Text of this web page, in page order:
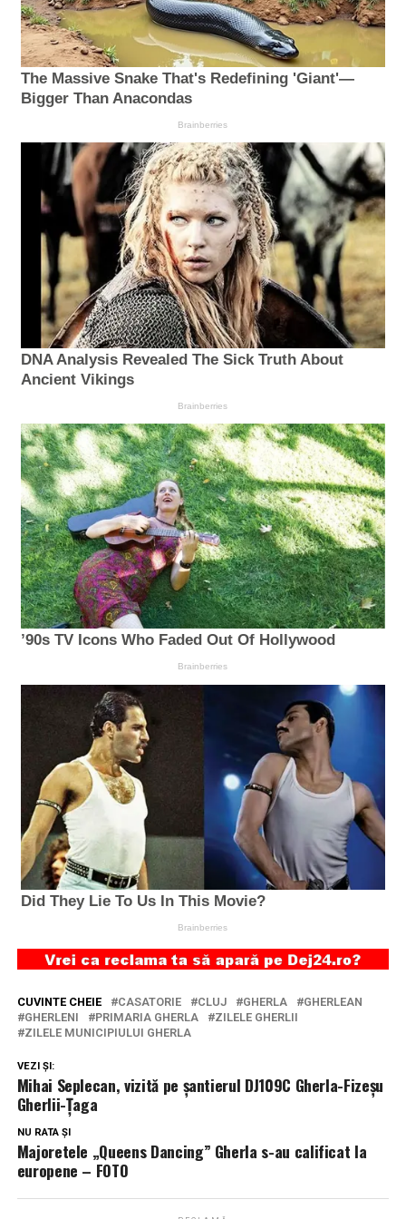
CUVINTE CHEIE CASATORIE CLUJ GHERLA
GHERLEAN
GHERLENI
PRIMARIA GHERLA
ZILELE GHERLII
ZILELE MUNICIPIULUI GHERLA
VEZI ȘI:
Mihai Seplecan, vizită pe şantierul DJ109C Gherla-Fizeşu
Gherlii-Ţaga
NU RATA ȘI
Majoretele „Queens Dancing” Gherla s-au calificat la
europene – FOTO